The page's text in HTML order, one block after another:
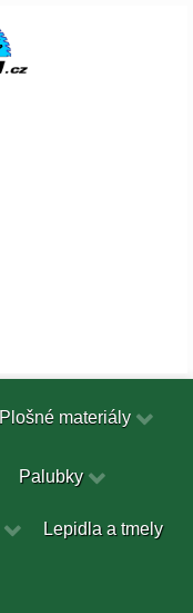
Plošné materiály
Palubky
Lepidla a tmely